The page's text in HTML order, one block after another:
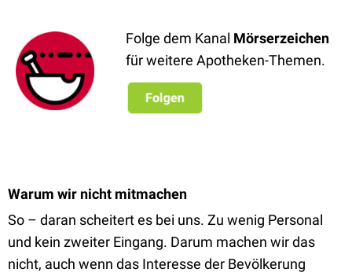
Folge dem Kanal Mörserzeichen
für weitere Apotheken-Themen.
Warum wir nicht mitmachen
So – daran scheitert es bei uns. Zu wenig Personal
und kein zweiter Eingang. Darum machen wir das
nicht, auch wenn das Interesse der Bevölkerung